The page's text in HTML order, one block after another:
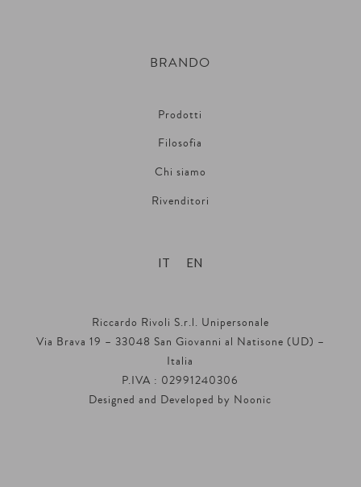
BRANDO
Prodotti
Filosofia
Chi siamo
Rivenditori
IT EN
Riccardo Rivoli S.r.l. Unipersonale
Via Brava 19 – 33048 San Giovanni al Natisone (UD) –
Italia
P.IVA : 02991240306
Designed and Developed by Noonic